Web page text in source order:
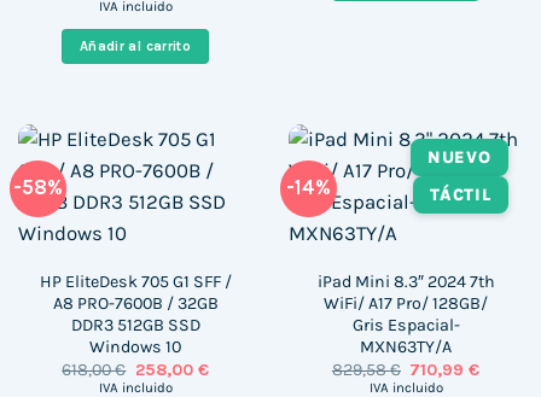
precio
era:
493,61 €.
es:
IVA incluido
Añadir al carrito
-58%
HP EliteDesk 705 G1 SFF /
A8 PRO-7600B / 32GB
DDR3 512GB SSD
Windows 10
618,00€ El
precio
258,00 €El
IVA incluido
-14%
NUEVO
TÁCTIL
iPad Mini 8.3″ 2024 7th
WiFi/ A17 Pro/ 128GB/
Gris Espacial-
MXN63TY/A
829,58€ El
precio
710,99€El
IVA incluido